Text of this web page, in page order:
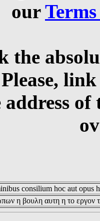
our
the
Please,
consilium hoc aut opus
η βουλη αυτη η το εργον